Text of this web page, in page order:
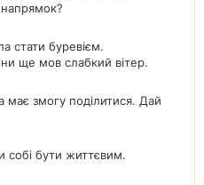
стати буревієм.
ще мов слабкий вітер.
змогу поділитися. Дай
собі бути життєвим.